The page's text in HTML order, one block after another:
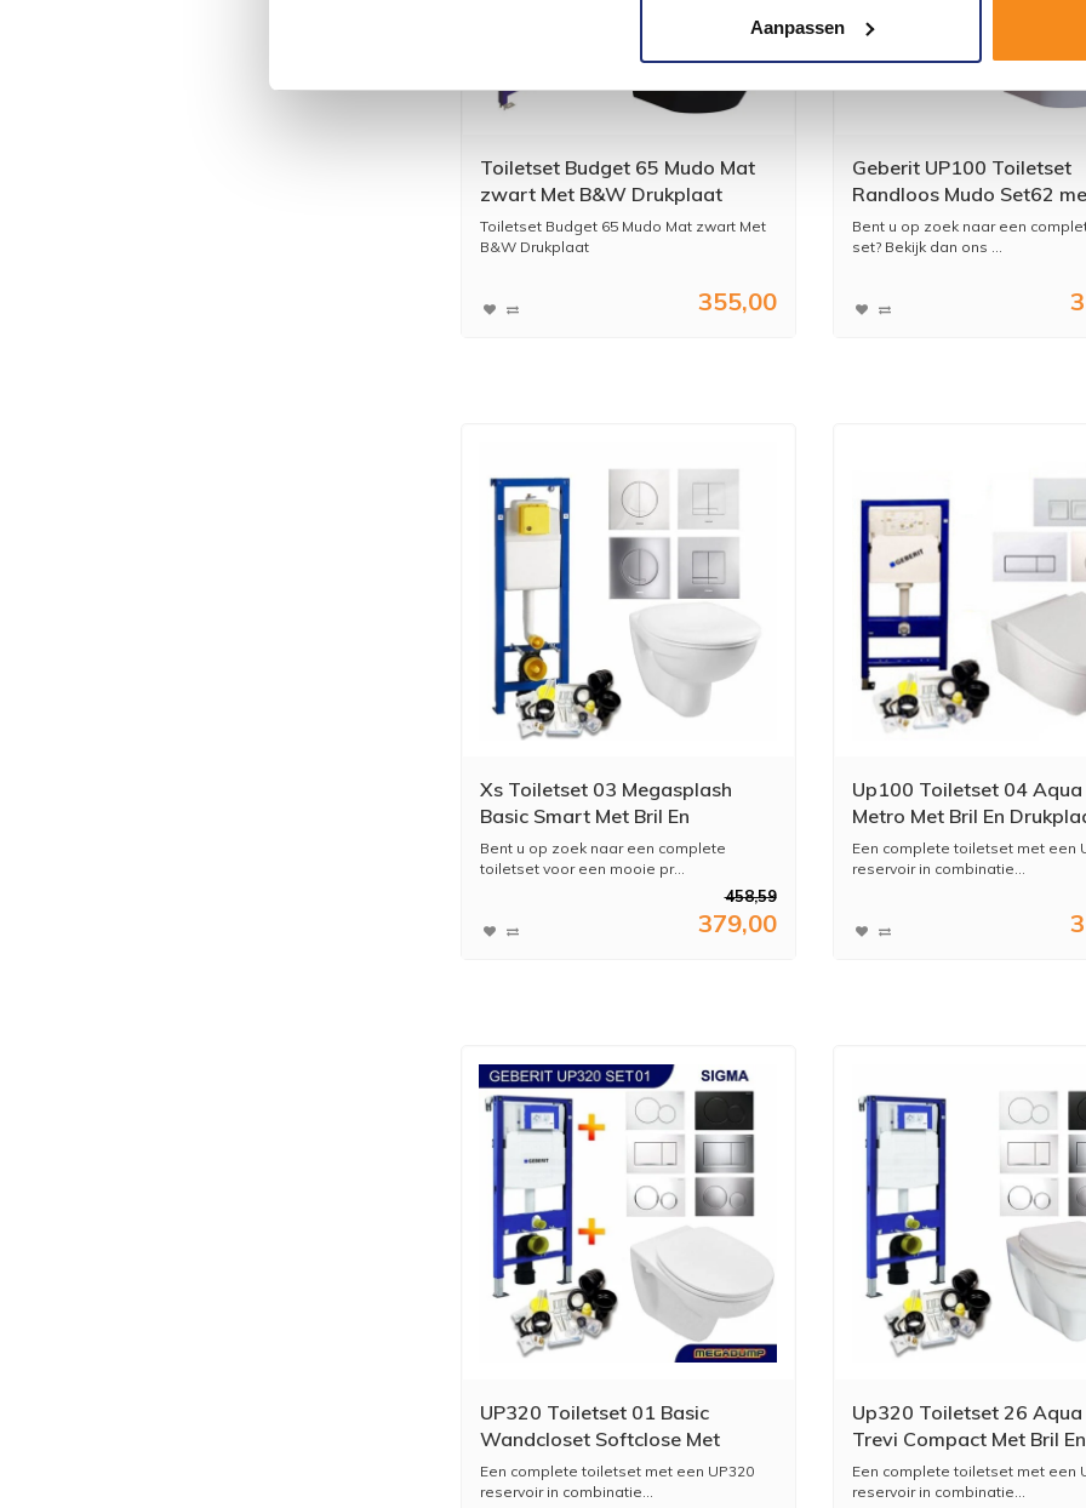
Aanpassen
Toiletset Budget 65 Mudo Mat
zwart Met B&W Drukplaat
Toiletset Budget 65 Mudo Mat zwart Met
B&W Drukplaat
355,00
Geberit UP100 Toiletset
Randloos Mudo Set62
Drukplaat
Bent u op zoek naar een
set? Bekijk dan ons ...
Xs Toiletset 03 Megasplash
Basic Smart Met Bril En
Drukplaat
Bent u op zoek naar een complete
toiletset voor een mooie pr...
458,59
379,00
Up100 Toiletset 04 Aqua
Metro Met Bril En
Een complete toiletset met een
reservoir in combinatie...
UP320 Toiletset 01 Basic
Wandcloset Softclose Met
Sigma Drukplaat
Een complete toiletset met een UP320
reservoir in combinatie...
Up320 Toiletset 26 Aqua
Trevi Compact Met Bril En
Drukplaat
Een complete toiletset met een
reservoir in combinatie...